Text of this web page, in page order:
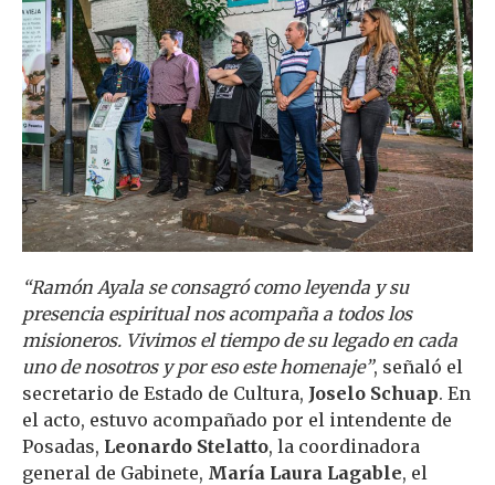
“Ramón Ayala se consagró como leyenda y su
presencia espiritual nos acompaña a todos los
misioneros. Vivimos el tiempo de su legado en cada
uno de nosotros y por eso este homenaje”, señaló el
secretario de Estado de Cultura, Joselo Schuap. En
el acto, estuvo acompañado por el intendente de
Posadas, Leonardo Stelatto, la coordinadora
general de Gabinete, María Laura Lagable, el